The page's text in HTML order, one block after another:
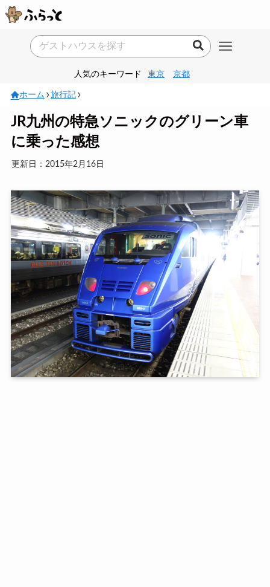
人気のキーワード 東京 京都
ホーム 旅行記
JR九州の特急ソニックのグリーン車
に乗った感想
更新日：2015年2月16日